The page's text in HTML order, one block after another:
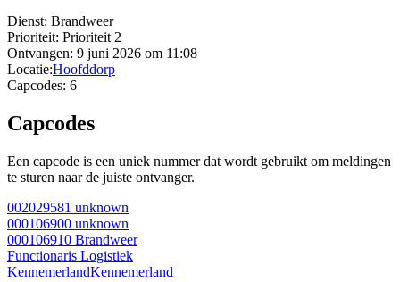
Dienst: Brandweer
Prioriteit: Prioriteit 2
Ontvangen: 9 juni 2026 om 11:08
Locatie:Hoofddorp
Capcodes: 6
Capcodes
Een capcode is een uniek nummer dat wordt gebruikt om meldingen
te sturen naar de juiste ontvanger.
002029581 unknown
000106900 unknown
000106910 Brandweer
Functionaris Logistiek
KennemerlandKennemerland